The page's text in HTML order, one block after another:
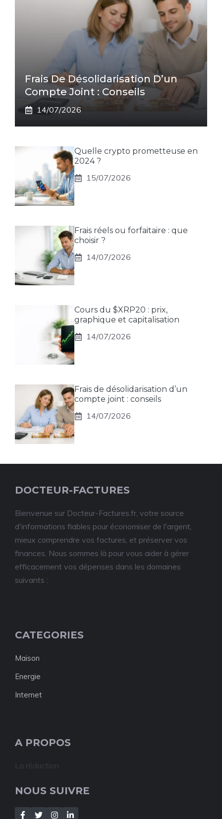
Frais De Désolidarisation D’un
Compte Joint : Conseils
14/07/2026
Quelle crypto prometteuse en
2024 ?
15/07/2026
Frais réels ou forfaitaire : que
choisir ?
14/07/2026
Cours du $XRP20 : prix,
graphique et capitalisation
14/07/2026
Frais de désolidarisation d’un
compte joint : conseils
14/07/2026
DOCTEUR-FACTURES
Bienvenue sur Docteur-Factures.fr, votre source
d'informations fiables pour économiser de l'argent,
mieux comprendre vos factures, et préserver vos
finances. Nous sommes là pour vous aider à gérer
efficacement vos dépenses dans les domaines
suivants :
CATEGORIES
Maison
Energie
Internet
A PROPOS
La rédaction
NOUS SUIVRE